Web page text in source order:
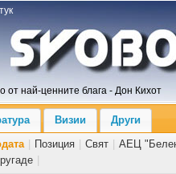
от най-ценните блага - Дон Кихот
Визии
Други
Позиция Свят АЕЦ